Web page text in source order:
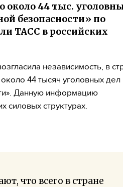
около 44 тыс.
безопасности» по
ТАСС в российских
независимость, в
44 тысяч уголовных дел
Данную информацию
силовых структурах.
что всего в стране